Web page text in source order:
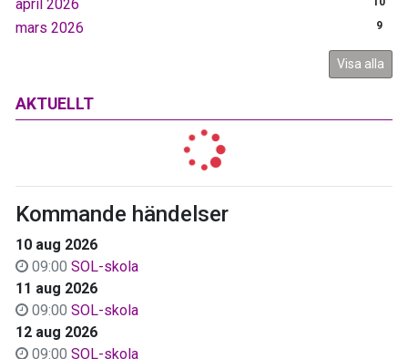
april 2026
mars 2026 9
Visa alla
AKTUELLT
Kommande händelser
10 aug 2026
09:00 SOL-skola
11 aug 2026
09:00 SOL-skola
12 aug 2026
09:00 SOL-skola